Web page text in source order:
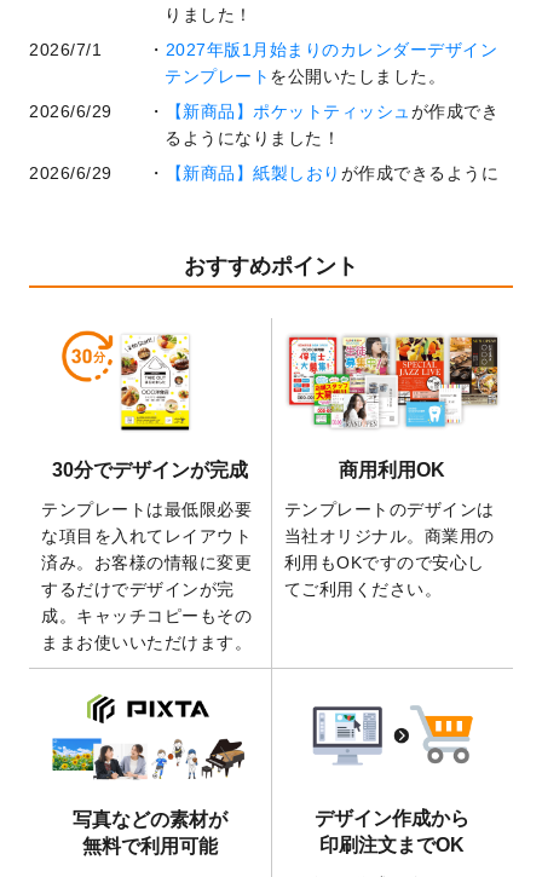
りました！
2026/7/1
2027年版1月始まりのカレンダーデザイン
テンプレート を公開いたしました。
2026/6/29
【新商品】ポケットティッシュが作成でき
るようになりました！
2026/6/29
【新商品】紙製しおり が作成できるように
業効率を上げる便利な操作方法3選！
開いたしました。
暑中見舞いのデザインテンプレート
しました。
2026/5/28
【新商品】マグネットステッカーが作成で
きるようになりました！
の全4ステップを解説！」を公開いたしまし
た。
2026/4/23
コラム「 画像の配置・差し替え・トリミン
グ」「テンプレート間でパーツを流用する
方法」を公開いたしました。
2026/4/21
アクリルキーホルダーのデザインテンプレ
ート を追加いたしました。
りました！
2025/12/22
【新商品】アクリルキーホルダーが作成で
きるようになりました！
2025/12/22
2026年版4月始まりのカレンダーデザイン
テンプレート
を公開いたしました。
おすすめポイント
30分でデザインが完成
テンプレートは最低限必要
な項目を入れてレイアウト
済み。お客様の情報に変更
するだけでデザインが完
成。キャッチコピーもその
ままお使いいただけます。
商用利用OK
テンプレートのデザインは
当社オリジナル。商業用の
利用もOKですので安心し
てご利用ください。
写真などの素材が
無料で利用可能
デザイン作成から
印刷注文までOK